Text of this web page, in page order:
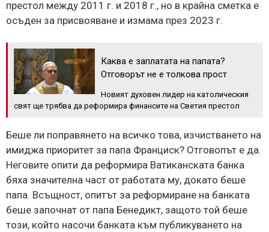
престол между 2011 г. и 2018 г., но в крайна сметка е
осъден за присвояване и измама през 2023 г.
Каква е заплатата на папата?
Отговорът не е толкова прост
Новият духовен лидер на католическия
свят ще трябва да реформира финансите на Светия престол
Беше ли поправянето на всичко това, изчистването на
имиджа приоритет за папа Франциск? Отговопът е да.
Неговите опити да реформира Ватиканската банка
бяха значителна част от работата му, докато беше
папа. Всъщност, опитът за реформиране на банката
беше започнат от папа Бенедикт, защото той беше
този, който насочи банката към публикуването на